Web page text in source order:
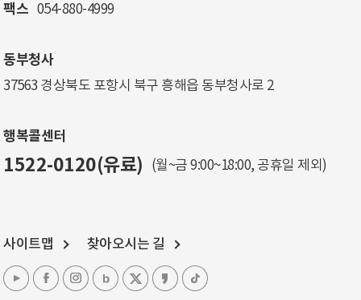
팩스 054-880-4999
동부청사
37563 경상북도 포항시 북구 흥해읍 동부청사로 2
행복콜센터
1522-0120(유료) (월~금 9:00~18:00, 공휴일 제외)
사이트맵 찾아오시는 길